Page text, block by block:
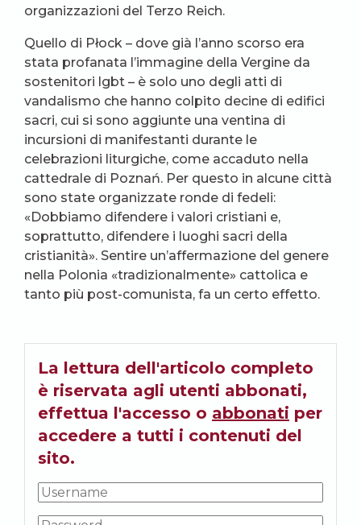
organizzazioni del Terzo Reich.
Quello di Płock – dove già l’anno scorso era
stata profanata l’immagine della Vergine da
sostenitori lgbt – è solo uno degli atti di
vandalismo che hanno colpito decine di edifici
sacri, cui si sono aggiunte una ventina di
incursioni di manifestanti durante le
celebrazioni liturgiche, come accaduto nella
cattedrale di Poznań. Per questo in alcune città
sono state organizzate ronde di fedeli:
«Dobbiamo difendere i valori cristiani e,
soprattutto, difendere i luoghi sacri della
cristianità». Sentire un’affermazione del genere
nella Polonia «tradizionalmente» cattolica e
tanto più post-comunista, fa un certo effetto.
La lettura dell'articolo completo
è riservata agli utenti abbonati,
effettua l'accesso o abbonati per
accedere a tutti i contenuti del
sito.